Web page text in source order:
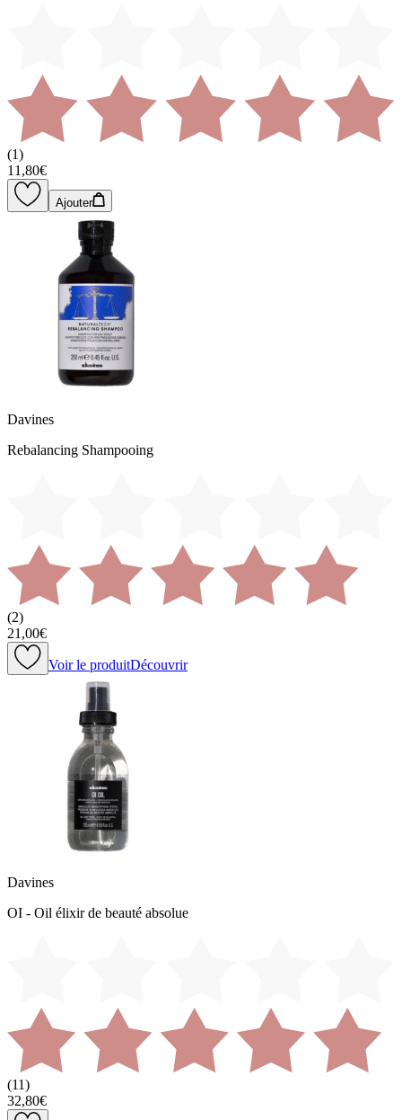
(1)
11,80€
Ajouter
Davines
Rebalancing Shampooing
(2)
21,00€
Voir le produitDécouvrir
Davines
OI - Oil élixir de beauté absolue
(11)
32,80€